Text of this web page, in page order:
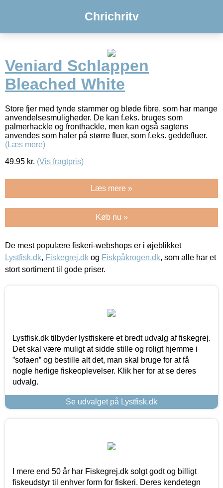
Chrichritv
Veniard Schlappen
Bleached White
Store fjer med tynde stammer og bløde fibre, som har mange
anvendelsesmuligheder. De kan f.eks. bruges som
palmerhackle og fronthackle, men kan også sagtens
anvendes som haler på større fluer, som f.eks. geddefluer.
(Læs mere)
49.95 kr. (Vis fragtpris)
Læs mere »
Køb nu »
De mest populære fiskeri-webshops er i øjeblikket
Lystfisk.dk, Fiskegrej.dk og Fiskpåkrogen.dk, som alle har et
stort sortiment til gode priser.
Lystfisk.dk tilbyder lystfiskere et bredt udvalg af fiskegrej.
Det skal være muligt at sidde stille og roligt hjemme i
”sofaen” og bestille alt det, man skal bruge for at få
nogle herlige fiskeoplevelser. Klik her for at se deres
udvalg.
Se udvalget på Lystfisk.dk
I mere end 50 år har Fiskegrej.dk solgt godt og billigt
fiskeudstyr til enhver form for fiskeri. Deres kendetegn